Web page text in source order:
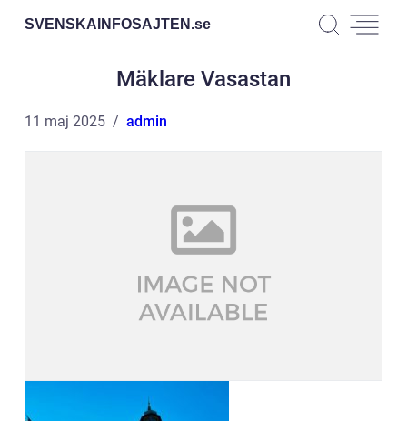
SVENSKAINFOSAJTEN.se
Mäklare Vasastan
11 maj 2025 admin